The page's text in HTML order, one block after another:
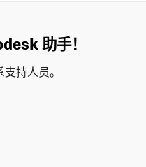
助手！
持人员。